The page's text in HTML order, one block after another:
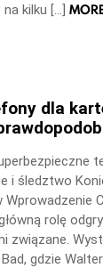
kilku […]
dla
i śledztwo
rolę
związane.
gdzie